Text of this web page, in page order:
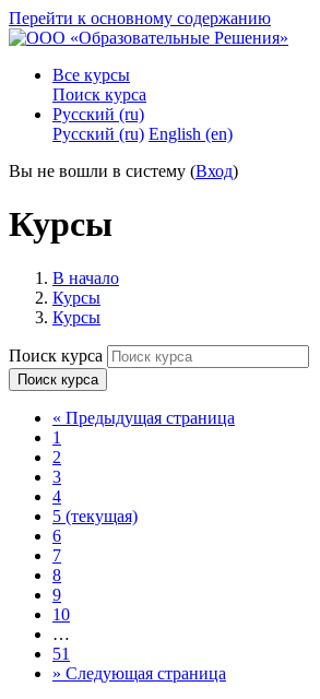
Перейти к основному содержанию
Все курсы
Поиск курса
Русский ‎(ru)‎
Русский ‎(ru)‎ English ‎(en)‎
Вы не вошли в систему (Вход)
Курсы
В начало
Курсы
Курсы
Поиск курса
Поиск курса
« Предыдущая страница
1
2
3
4
5 (текущая)
6
7
8
9
10
…
51
» Следующая страница